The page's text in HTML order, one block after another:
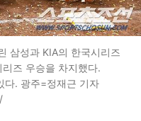
삼성과 KIA의 한국시리즈
즈 우승을 차지했다.
다. 광주=정재근 기자